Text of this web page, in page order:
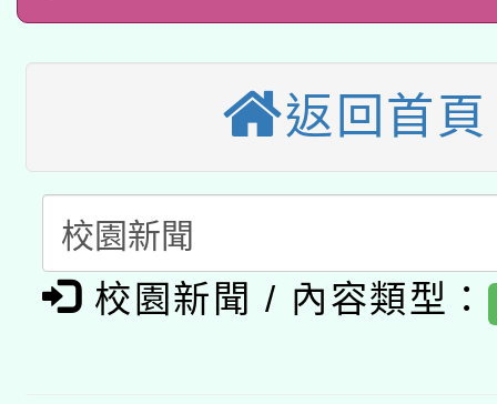
年度COVID-19疫苗接
接種對象擴大為「滿6
月28日止
轉知經濟部水利署委託
業技術研究院辦理「
用水績優單位及節水達
動」
115年8月22日(星期六
桃園市孔廟祈福系列
開 智慧啟航」
2026年桃園地景藝術
「2026桃園藝術巡演
關事宜
轉知教育部國民及學前
國立臺灣師範大學辦
函轉國家教育研究院中
返回首頁
校園新聞 / 內容類型：